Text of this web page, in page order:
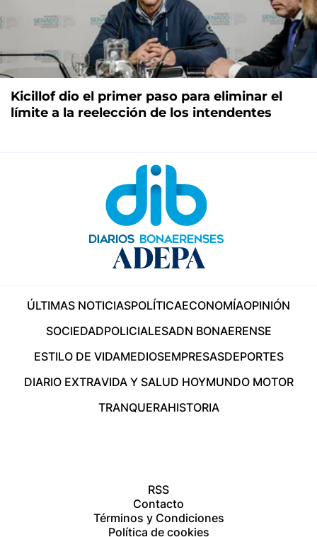
Kicillof dio el primer paso para eliminar el
límite a la reelección de los intendentes
ÚLTIMAS NOTICIASPOLÍTICAECONOMÍAOPINIÓN
SOCIEDADPOLICIALESADN BONAERENSE
ESTILO DE VIDAMEDIOSEMPRESASDEPORTES
DIARIO EXTRAVIDA Y SALUD HOYMUNDO MOTOR
TRANQUERAHISTORIA
RSS
Contacto
Términos y Condiciones
Política de cookies